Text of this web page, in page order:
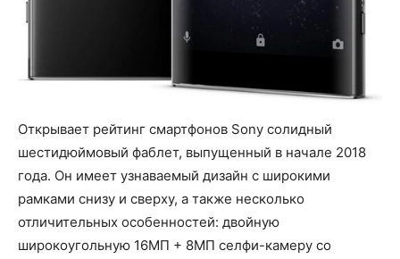
Открывает рейтинг смартфонов Sony солидный
шестидюймовый фаблет, выпущенный в начале 2018
года. Он имеет узнаваемый дизайн с широкими
рамками снизу и сверху, а также несколько
отличительных особенностей: двойную
широкоугольную 16МП + 8МП селфи-камеру со